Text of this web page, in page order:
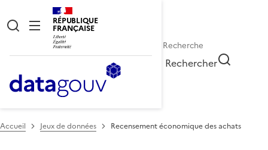
RÉPUBLIQUE
FRANÇAISE
Rechercher
Accueil Jeux de données Recensement économique des achats